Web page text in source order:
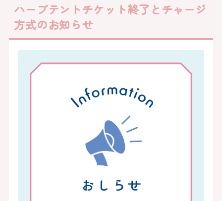
ハーブテントチケット終了とチャージ
方式のお知らせ